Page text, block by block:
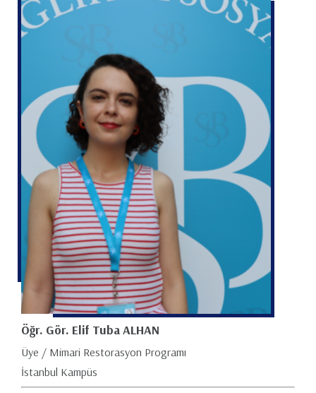
Öğr. Gör. Elif Tuba ALHAN
Üye / Mimari Restorasyon Programı
İstanbul Kampüs